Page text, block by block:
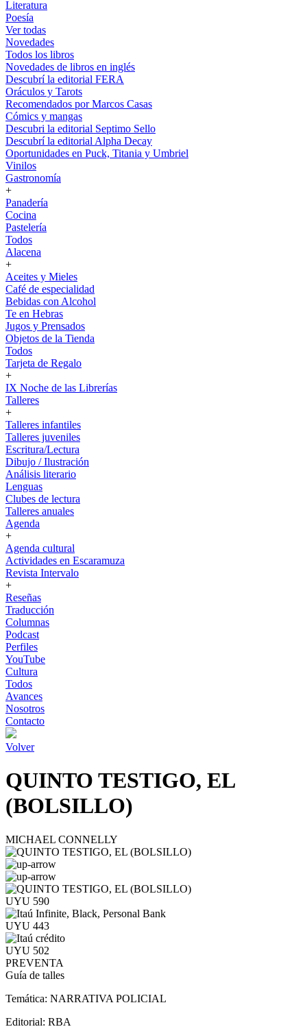
Literatura
Poesía
Ver todas
Novedades
Todos los libros
Novedades de libros en inglés
Descubrí la editorial FERA
Oráculos y Tarots
Recomendados por Marcos Casas
Cómics y mangas
Descubri la editorial Septimo Sello
Descubrí la editorial Alpha Decay
Oportunidades en Puck, Titania y Umbriel
Vinilos
Gastronomía
+
Panadería
Cocina
Pastelería
Todos
Alacena
+
Aceites y Mieles
Café de especialidad
Bebidas con Alcohol
Te en Hebras
Jugos y Prensados
Objetos de la Tienda
Todos
Tarjeta de Regalo
+
IX Noche de las Librerías
Talleres
+
Talleres infantiles
Talleres juveniles
Escritura/Lectura
Dibujo / Ilustración
Análisis literario
Lenguas
Clubes de lectura
Talleres anuales
Agenda
+
Agenda cultural
Actividades en Escaramuza
Revista Intervalo
+
Reseñas
Traducción
Columnas
Podcast
Perfiles
YouTube
Cultura
Todos
Avances
Nosotros
Contacto
Volver
QUINTO TESTIGO, EL
(BOLSILLO)
MICHAEL CONNELLY
UYU 590
UYU 443
UYU 502
PREVENTA
Guía de talles
Temática: NARRATIVA POLICIAL
Editorial: RBA